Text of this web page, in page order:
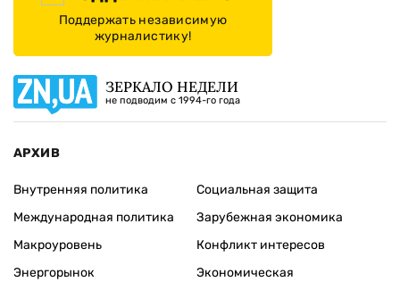
Поддержать независимую
журналистику!
ЗЕРКАЛО НЕДЕЛИ
не подводим с 1994-го года
АРХИВ
Внутренняя политика
Международная политика
Макроуровень
Энергорынок
Социальная защита
Зарубежная экономика
Конфликт интересов
Экономическая